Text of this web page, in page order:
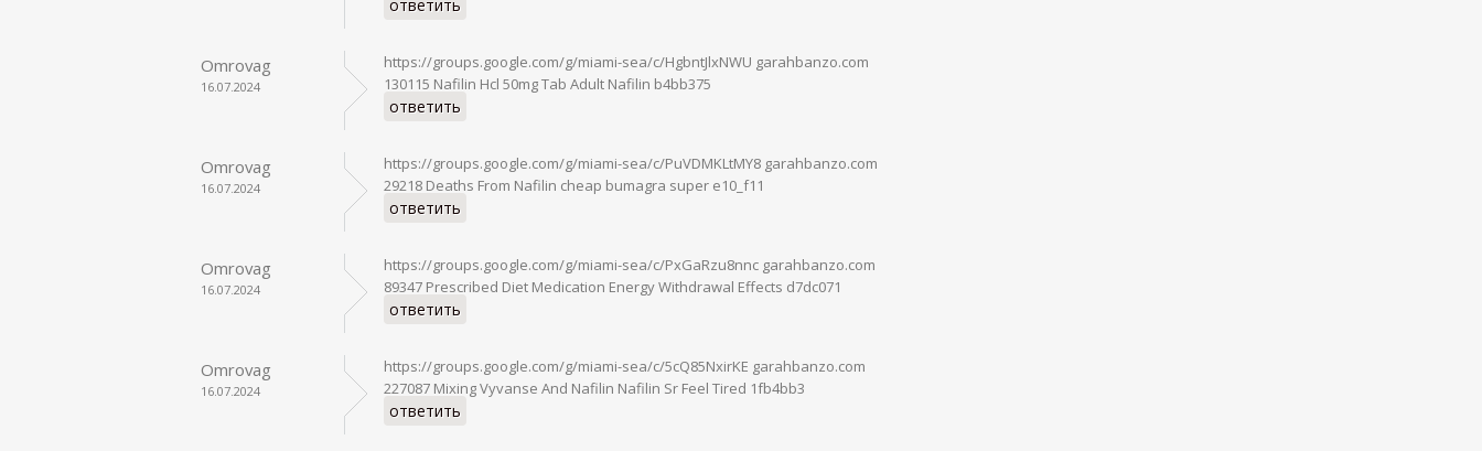
ответить
Omrovag
16.07.2024
https://groups.google.com/g/miami-sea/c/HgbntJlxNWU garahbanzo.com
130115 Nafilin Hcl 50mg Tab Adult Nafilin b4bb375
ответить
Omrovag
16.07.2024
https://groups.google.com/g/miami-sea/c/PuVDMKLtMY8 garahbanzo.com
29218 Deaths From Nafilin cheap bumagra super e10_f11
ответить
Omrovag
16.07.2024
https://groups.google.com/g/miami-sea/c/PxGaRzu8nnc garahbanzo.com
89347 Prescribed Diet Medication Energy Withdrawal Effects d7dc071
ответить
Omrovag
16.07.2024
https://groups.google.com/g/miami-sea/c/5cQ85NxirKE garahbanzo.com
227087 Mixing Vyvanse And Nafilin Nafilin Sr Feel Tired 1fb4bb3
ответить